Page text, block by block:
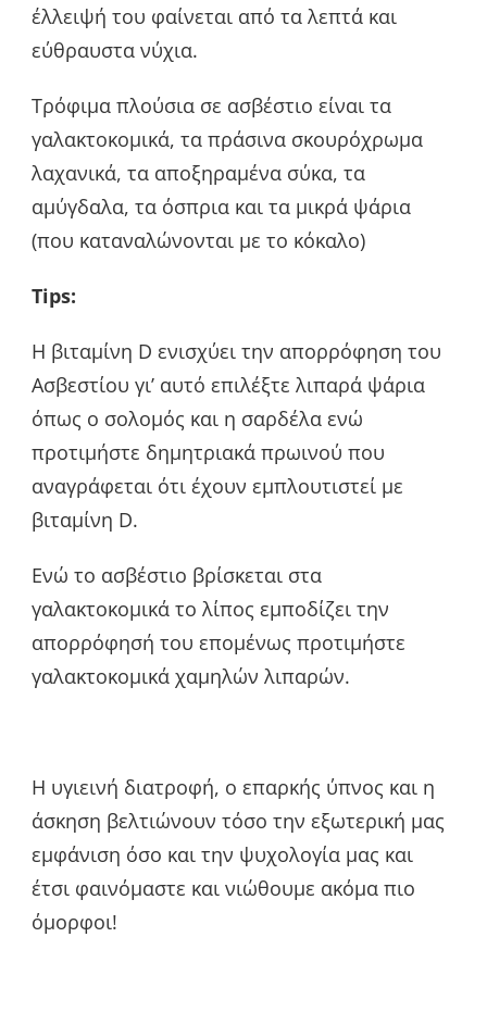
έλλειψή του φαίνεται από τα λεπτά και
εύθραυστα νύχια.
Τρόφιμα πλούσια σε ασβέστιο είναι τα
γαλακτοκομικά, τα πράσινα σκουρόχρωμα
λαχανικά, τα αποξηραμένα σύκα, τα
αμύγδαλα, τα όσπρια και τα μικρά ψάρια
(που καταναλώνονται με το κόκαλο)
Tips:
Η βιταμίνη D ενισχύει την απορρόφηση του
Ασβεστίου γι’ αυτό επιλέξτε λιπαρά ψάρια
όπως ο σολομός και η σαρδέλα ενώ
προτιμήστε δημητριακά πρωινού που
αναγράφεται ότι έχουν εμπλουτιστεί με
βιταμίνη D.
Ενώ το ασβέστιο βρίσκεται στα
γαλακτοκομικά το λίπος εμποδίζει την
απορρόφησή του επομένως προτιμήστε
γαλακτοκομικά χαμηλών λιπαρών.
Η υγιεινή διατροφή, ο επαρκής ύπνος και η
άσκηση βελτιώνουν τόσο την εξωτερική μας
εμφάνιση όσο και την ψυχολογία μας και
έτσι φαινόμαστε και νιώθουμε ακόμα πιο
όμορφοι!